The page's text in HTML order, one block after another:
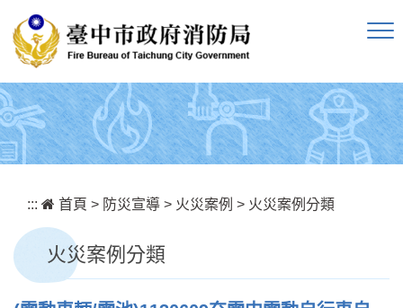
::: 首頁 > 防災宣導 > 火災案例 > 火災案例分類
火災案例分類